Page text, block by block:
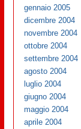
gennaio 2005
dicembre 2004
novembre 2004
ottobre 2004
settembre 2004
agosto 2004
luglio 2004
giugno 2004
maggio 2004
aprile 2004